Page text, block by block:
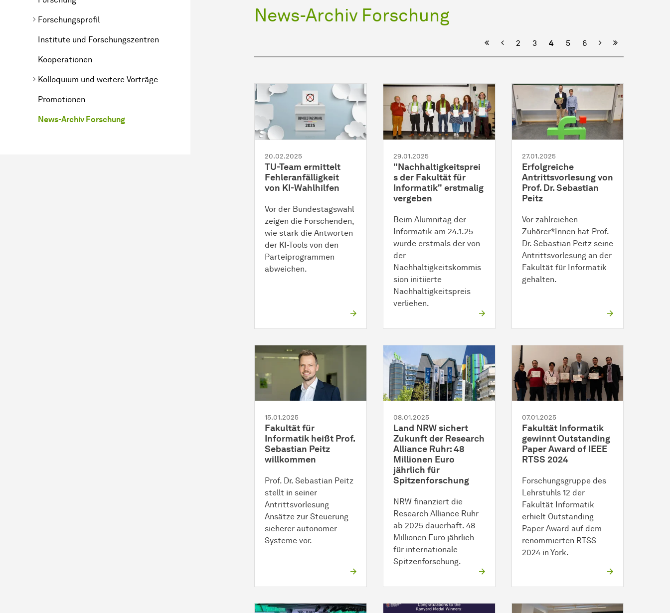
Forschungsprofil
Institute und Forschungszentren
Kooperationen
Kolloquium und weitere Vorträge
Promotionen
News-Archiv Forschung
News-Archiv Forschung
Vorherige
2 3 4 5 6 Nächste
20.02.2025
TU-Team ermittelt
Fehleranfälligkeit
von KI-Wahlhilfen
Vor der Bundestagswahl
zeigen die Forschenden,
wie stark die Antworten
der KI-Tools von den
Parteiprogrammen
abweichen.
29.01.2025
"Nachhaltigkeitsprei
s der Fakultät für
Informatik" erstmalig
vergeben
Beim Alumnitag der
Informatik am 24.1.25
wurde erstmals der von
der
Nachhaltigkeitskommis
sion initiierte
Nachhaltigkeitspreis
verliehen.
27.01.2025
Erfolgreiche
Antrittsvorlesung von
Prof. Dr. Sebastian
Peitz
Vor zahlreichen
Zuhörer*Innen hat Prof.
Dr. Sebastian Peitz seine
Antrittsvorlesung an der
Fakultät für Informatik
gehalten.
15.01.2025
Fakultät für
Informatik heißt Prof.
Sebastian Peitz
willkommen
Prof. Dr. Sebastian Peitz
stellt in seiner
Antrittsvorlesung
Ansätze zur Steuerung
sicherer autonomer
Systeme vor.
08.01.2025
Land NRW sichert
Zukunft der Research
Alliance Ruhr: 48
Millionen Euro
jährlich für
Spitzenforschung
NRW finanziert die
Research Alliance Ruhr
ab 2025 dauerhaft. 48
Millionen Euro jährlich
für internationale
Spitzenforschung.
07.01.2025
Fakultät Informatik
gewinnt Outstanding
Paper Award of IEEE
RTSS 2024
Forschungsgruppe des
Lehrstuhls 12 der
Fakultät Informatik
erhielt Outstanding
Paper Award auf dem
renommierten RTSS
2024 in York.